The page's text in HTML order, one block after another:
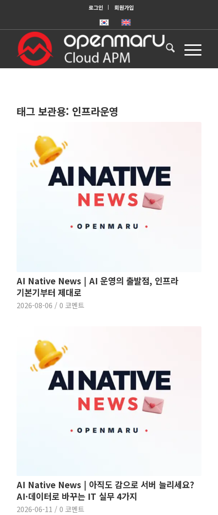
로그인 회원가입
태그 보관용: 인프라운영
AI Native News | AI 운영의 출발점, 인프라
기본기부터 제대로
2026-08-06 / 0 코멘트
AI Native News | 아직도 감으로 서버 늘리세요?
AI·데이터로 바꾸는 IT 실무 4가지
2026-06-11 / 0 코멘트